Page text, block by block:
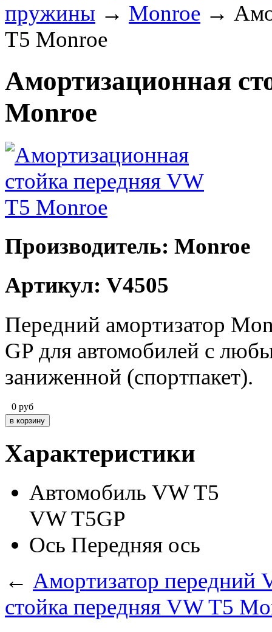
пружины → Monroe →
T5 Monroe
Амортизационная
Monroe
Производитель: Monroe
Артикул: V4505
Передний амортизатор
GP для автомобилей с
заниженной (спортпакет).
0 руб
Характеристики
Автомобиль VW T5
VW T5GP
Ось Передняя ось
← Амортизатор передний
стойка передняя VW T5